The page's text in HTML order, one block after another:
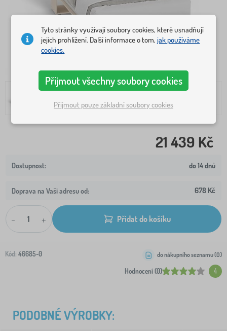
21 439 Kč
do 14 dnů
Doprava na Vaši adresu od: 678 Kč
- + Přidat do košíku
Kód: 46685-0
Hodnocení (0) 4
do nákupního seznamu (0)
PODOBNÉ VÝROBKY:
Tyto stránky využívají soubory cookies, které usnadňují
jejich prohlížení. Další informace o tom,jak používáme
cookies.
Přijmout všechny soubory cookies
Přijmout pouze základní soubory cookies